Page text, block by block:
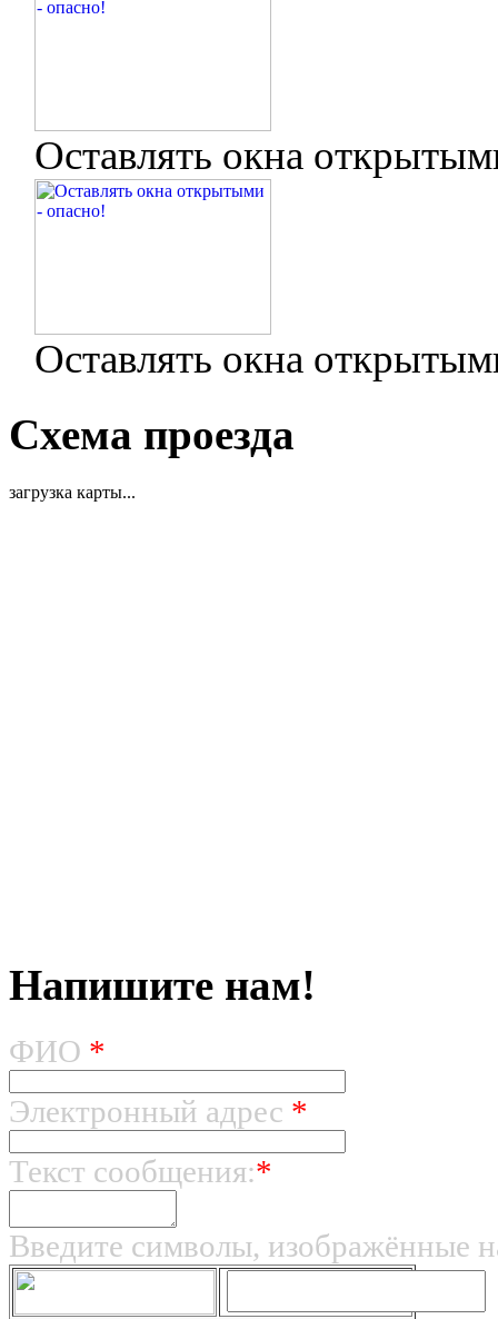
Оставлять окна
Оставлять окна
Схема проезда
загрузка карты...
Напишите нам!
ФИО *
Электронный адрес *
Текст сообщения:*
Введите символы, изображённые